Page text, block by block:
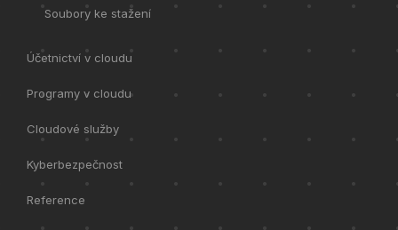
Soubory ke stažení
Účetnictví v cloudu
Programy v cloudu
Cloudové služby
Kyberbezpečnost
Reference